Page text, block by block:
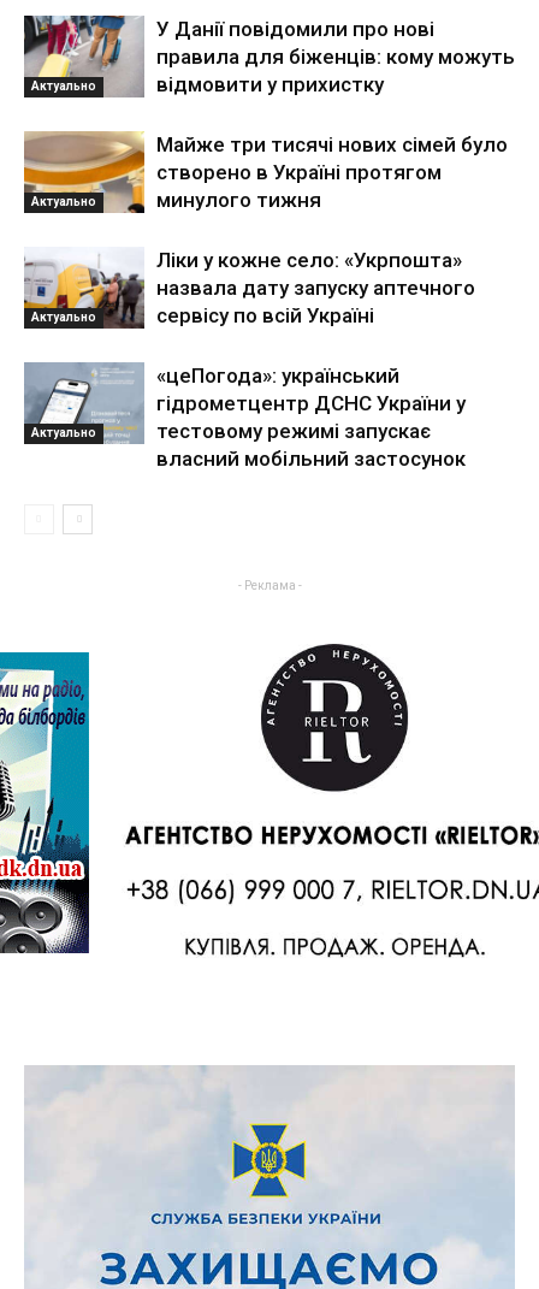
Актуально
У Данії повідомили про нові
правила для біженців: кому можуть
відмовити у прихистку
Актуально
Майже три тисячі нових сімей було
створено в Україні протягом
минулого тижня
Актуально
Ліки у кожне село: «Укрпошта»
назвала дату запуску аптечного
сервісу по всій Україні
Актуально
«цеПогода»: український
гідрометцентр ДСНС України у
тестовому режимі запускає
власний мобільний застосунок
- Реклама -